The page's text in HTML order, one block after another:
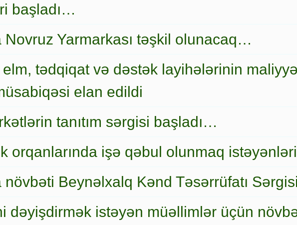
başladı…
Novruz Yarmarkası təşkil olunacaq…
tədqiqat və dəstək layihələrinin
elan edildi
tanıtım sərgisi başladı…
orqanlarında işə qəbul olunmaq
növbəti Beynəlxalq Kənd Təsərrüfatı
dəyişdirmək istəyən müəllimlər üçün